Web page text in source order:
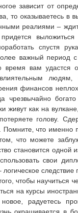
зависит от
то оказываетесь в
реалиями –
спустя
важный период
вам удастся
финансов
чрезвычайно
живут как на
голову.
Помните, что
что можете
становится одной
свои
чтобы научиться
на курсы
радуетесь